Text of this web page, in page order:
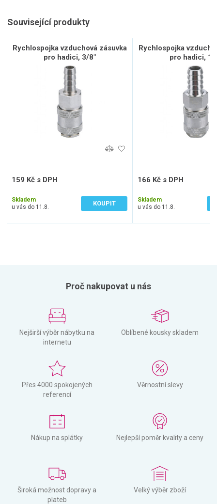
Související produkty
Rychlospojka vzduchová zásuvka
pro hadici, 3/8"
159 Kč s DPH
Skladem
u vás do 11.8.
KOUPIT
Rychlospojka
pro hadici, 1/
166 Kč s DPH
Skladem
u vás do 11.8.
Proč nakupovat u nás
Nejširší výběr nábytku na
internetu
Oblíbené kousky skladem
Přes 4000 spokojených
referencí
Věrnostní slevy
Nákup na splátky Nejlepší poměr kvality a ceny
Široká možnost dopravy a
plateb
Velký výběr zboží